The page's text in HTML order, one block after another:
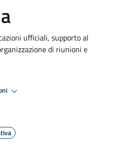
ufficiali, supporto al
di riunioni e